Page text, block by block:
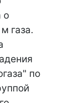
о
газа.
по